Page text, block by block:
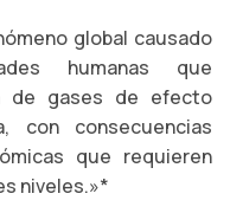
global causado
humanas que
de gases de efecto
con consecuencias
que requieren
niveles.»*